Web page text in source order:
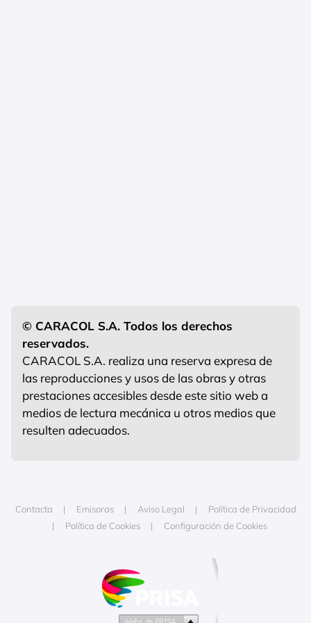
© CARACOL S.A. Todos los derechos
reservados.
CARACOL S.A. realiza una reserva expresa de
las reproducciones y usos de las obras y otras
prestaciones accesibles desde este sitio web a
medios de lectura mecánica u otros medios que
resulten adecuados.
Contacta Emisoras Aviso Legal
Política de Privacidad
Política de Cookies
Configuración de Cookies